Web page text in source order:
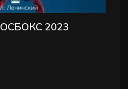
2023